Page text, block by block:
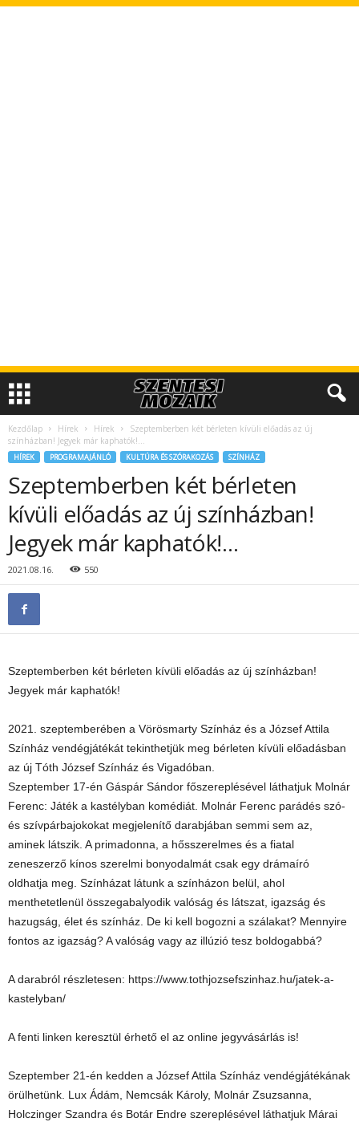
Kezdőlap Hírek Hírek
Szeptemberben két bérleten kívüli előadás az új
színházban! Jegyek már kaphatók!…
HÍREK PROGRAMAJÁNLÓ KULTÚRA ÉS SZÓRAKOZÁS SZÍNHÁZ
Szeptemberben két bérleten
kívüli előadás az új színházban!
Jegyek már kaphatók!…
2021.08.16. 550
Szeptemberben két bérleten kívüli előadás az új színházban!
Jegyek már kaphatók!
2021. szeptemberében a Vörösmarty Színház és a József Attila
Színház vendégjátékát tekinthetjük meg bérleten kívüli előadásban
az új Tóth József Színház és Vigadóban.
Szeptember 17-én Gáspár Sándor főszereplésével láthatjuk Molnár
Ferenc: Játék a kastélyban komédiát. Molnár Ferenc parádés szó-
és szívpárbajokokat megjelenítő darabjában semmi sem az,
aminek látszik. A primadonna, a hősszerelmes és a fiatal
zeneszerző kínos szerelmi bonyodalmát csak egy drámaíró
oldhatja meg. Színházat látunk a színházon belül, ahol
menthetetlenül összegabalyodik valóság és látszat, igazság és
hazugság, élet és színház. De ki kell bogozni a szálakat? Mennyire
fontos az igazság? A valóság vagy az illúzió tesz boldogabbá?
A darabról részletesen: https://www.tothjozsefszinhaz.hu/jatek-a-
kastelyban/
A fenti linken keresztül érhető el az online jegyvásárlás is!
Szeptember 21-én kedden a József Attila Színház vendégjátékának
örülhetünk. Lux Ádám, Nemcsák Károly, Molnár Zsuzsanna,
Holczinger Szandra és Botár Endre szereplésével láthatjuk Márai